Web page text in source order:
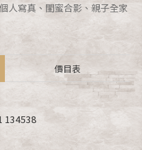
人寫真、閨蜜合影、親子全家
價目表